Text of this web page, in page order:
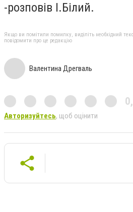
-розповів І.Білий.
Якщо ви помітили помилку, виділіть необхідний
повідомити про це редакцію
Валентина Дрегваль
Авторизуйтесь, щоб оцінити